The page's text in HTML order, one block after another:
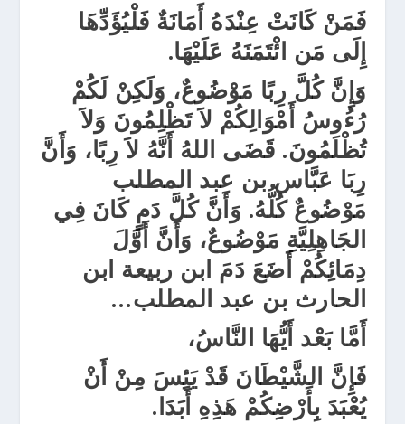
فَمَنْ كَانَتْ عِنْدَهُ أَمَانَةٌ فَلْيُؤَدِّهَا
إِلَى مَن ائْتَمَنَهُ عَلَيْهَا.
وَإِنَّ كُلَّ رِبًا مَوْضُوعٌ، وَلَكِنْ لَكُمْ
رُءُوسُ أَمْوَالِكُمْ لاَ تَظْلِمُونَ وَلاَ
تُظْلَمُونَ. قَضَى اللهُ أَنَّهُ لاَ رِبًا، وَأَنَّ
رِبَا عَبَّاس بن عبد المطلب
مَوْضُوعٌ كُلُّهُ. وَأَنَّ كُلَّ دَمٍ كَانَ فِي
الجَاهِلِيَّةِ مَوْضُوعٌ، وَأَنَّ أَوَّلَ
دِمَائِكُمْ أَضَعَ دَمَ ابن ربيعة ابن
الحارث بن عبد المطلب…
أَمَّا بَعْد أَيُّهَا النَّاسُ،
فَإِنَّ الشَّيْطَانَ قَدْ يَئِسَ مِنْ أَنْ
يُعْبَدَ بِأَرْضِكُمْ هَذِهِ أَبَدَا.